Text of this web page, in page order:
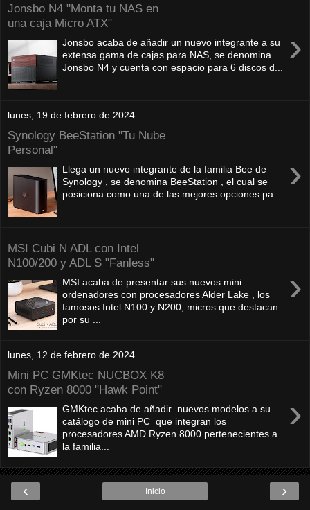
Jonsbo N4 "Monta tu NAS en
una caja Micro ATX"
›
Jonsbo acaba de añadir un nuevo integrante a su
extensa gama de cajas para NAS, se denomina
Jonsbo N4 y cuenta con espacio para 6 discos d...
lunes, 19 de febrero de 2024
Synology BeeStation "Tu Nube
Personal"
›
Llega un nuevo integrante de la familia Bee de
Synology , se denomina BeeStation , el cual se
posiciona como una de las mejores opciones pa...
MSI Cubi N ADL con Intel
N100/200 y ADL S "Fanless"
›
MSI acaba de presentar sus nuevos mini
ordenadores con procesadores Alder Lake , los
famosos Intel N100 y N200, micros que destacan
por su ...
lunes, 12 de febrero de 2024
Mini PC GMKtec NUCBOX K8
con Ryzen 8000 "Hawk Point"
›
GMKtec acaba de añadir nuevos modelos a su
catálogo de mini PC que integran los
procesadores AMD Ryzen 8000 pertenecientes a
la familia...
‹ ›
Inicio